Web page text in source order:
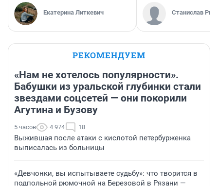
Екатерина Литкевич Станислав
РЕКОМЕНДУЕМ
«Нам не хотелось популярности».
Бабушки из уральской глубинки стали
звездами соцсетей — они покорили
Агутина и Бузову
5 часов 4 974 18
Выжившая после атаки с кислотой петербурженка
выписалась из больницы
«Девчонки, вы испытываете судьбу»: что творится в
подпольной рюмочной на Березовой в Рязани —